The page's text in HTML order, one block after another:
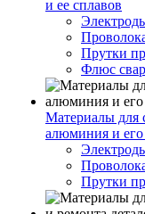
и ее сплавов
Прутки
Флюс
Материалы для
алюминия и его
Прутки